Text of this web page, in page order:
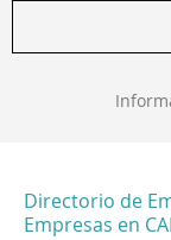
Directorio de
Empresas en